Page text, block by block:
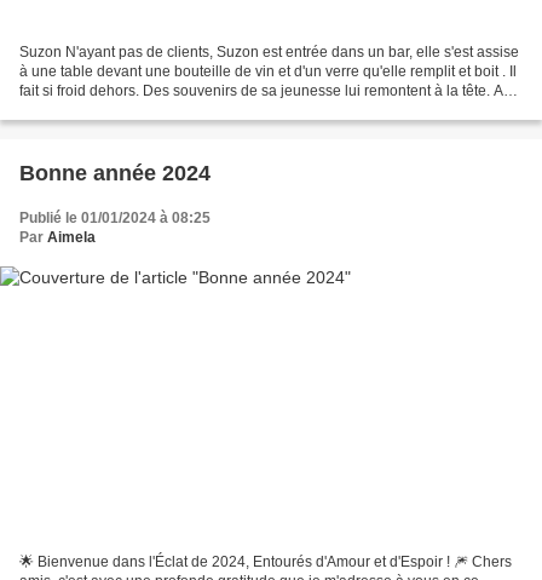
Suzon N'ayant pas de clients, Suzon est entrée dans un bar, elle s'est assise
à une table devant une bouteille de vin et d'un verre qu'elle remplit et boit . Il
fait si froid dehors. Des souvenirs de sa jeunesse lui remontent à la tête. A
Bonne année 2024
Publié le 01/01/2024 à 08:25
Par Aimela
🌟 Bienvenue dans l'Éclat de 2024, Entourés d'Amour et d'Espoir ! 🎆 Chers